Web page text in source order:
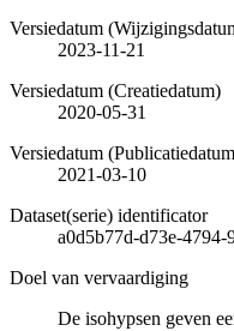
Versiedatum
2023-11-21
Versiedatum (Creatiedatum)
2020-05-31
Versiedatum
2021-03-10
Dataset(serie) identificator
a0d5b77d-d73e-4794-
Doel van vervaardiging
De isohypsen geven